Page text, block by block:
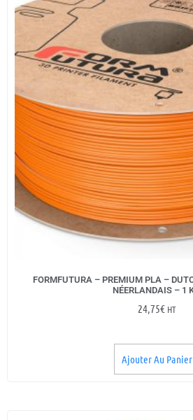
FORMFUTURA – PREMIUM PLA –
NÉERLANDAIS – 1
24,75€ HT
Ajouter Au Panier